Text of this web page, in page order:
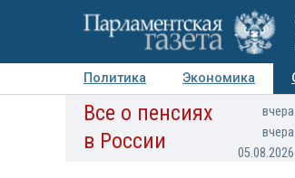
Политика Экономика
Авторы Персоны
Все о пенсиях
в России
вчера
вчера
05.08.2026